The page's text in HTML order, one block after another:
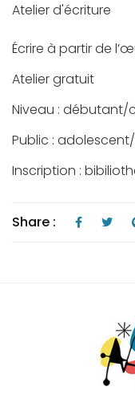
Atelier d'écriture
Écrire à partir de
Atelier gratuit
Niveau : débutant/
Public :
Inscription :
Share :